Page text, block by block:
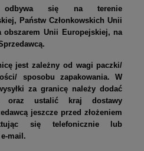
odbywa się naterenie
Państw Członkowskich Unii
obszarem Unii Europejskiej, na
jest zależny od wagi paczki/
sposobu zapakowania. W
za granicę należy dodać
oraz ustalić kraj dostawy
jeszcze przed złożeniem
się telefonicznie lub
mail.